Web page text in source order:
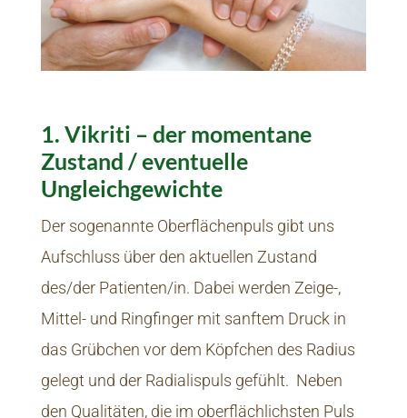
1. Vikriti – der momentane
Zustand / eventuelle
Ungleichgewichte
Der sogenannte Oberflächenpuls gibt uns
Aufschluss über den aktuellen Zustand
des/der Patienten/in. Dabei werden Zeige-,
Mittel- und Ringfinger mit sanftem Druck in
das Grübchen vor dem Köpfchen des Radius
gelegt und der Radialispuls gefühlt. Neben
den Qualitäten, die im oberflächlichsten Puls